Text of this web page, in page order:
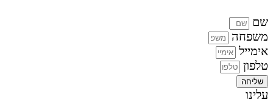
שם
משפחה
אימייל
טלפון
שליחה
עלינו